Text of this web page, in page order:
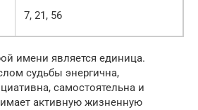
7, 21, 56
имени является единица.
судьбы энергична,
самостоятельна и
активную жизненную